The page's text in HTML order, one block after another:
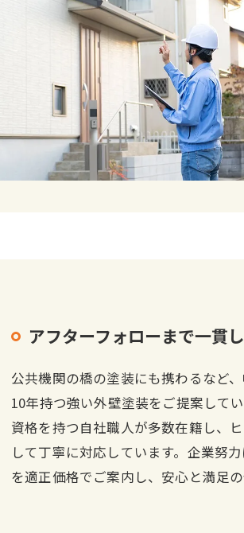
アフターフォローまで一貫
公共機関の橋の塗装にも携わるなど
10年持つ強い外壁塗装をご提案して
資格を持つ自社職人が多数在籍し、
して丁寧に対応しています。企業努
を適正価格でご案内し、安心と満足